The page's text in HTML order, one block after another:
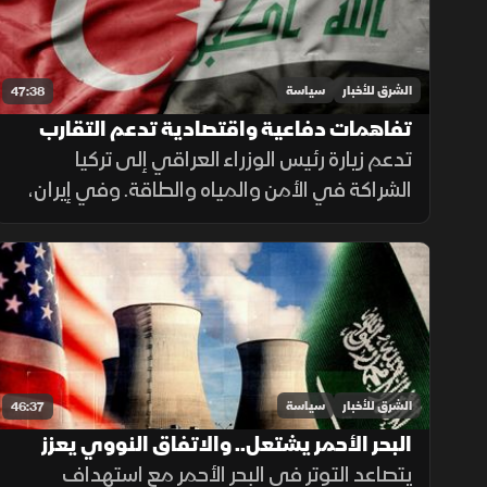
47:38 الشرق للأخبار سياسة
تفاهمات دفاعية واقتصادية تدعم التقارب
بين بغداد وأنقرة.. والحرس الثوري يتمسك
بالنفوذ
تدعم زيارة رئيس الوزراء العراقي إلى تركيا
الشراكة في الأمن والمياه والطاقة. وفي إيران،
يقدم الحرس الثوري النفوذ في هرمز على
التفاوض، بينما تدفع تيارات أخرى نحو حوار
يخفف الضغوط الاقتصادية.
46:37 الشرق للأخبار سياسة
البحر الأحمر يشتعل.. والاتفاق النووي يعزز
شراكة الرياض وواشنطن
يتصاعد التوتر في البحر الأحمر مع استهداف